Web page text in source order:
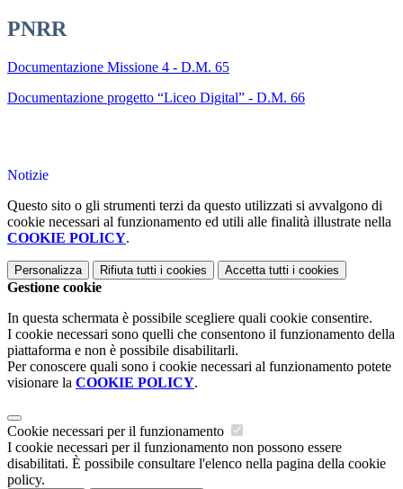
PNRR
Documentazione Missione 4 - D.M. 65
Documentazione progetto “Liceo Digital” - D.M. 66
Notizie
Questo sito o gli strumenti terzi da questo utilizzati si avvalgono di
cookie necessari al funzionamento ed utili alle finalità illustrate nella
COOKIE POLICY.
Personalizza Rifiuta tutti i cookies Accetta tutti i cookies
Gestione cookie
In questa schermata è possibile scegliere quali cookie consentire.
I cookie necessari sono quelli che consentono il funzionamento della
piattaforma e non è possibile disabilitarli.
Per conoscere quali sono i cookie necessari al funzionamento potete
visionare la COOKIE POLICY.
Cookie necessari per il funzionamento
I cookie necessari per il funzionamento non possono essere
disabilitati. È possibile consultare l'elenco nella pagina della cookie
policy.